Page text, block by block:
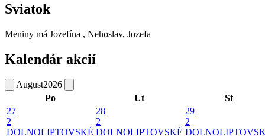
Sviatok
Meniny má Jozefína , Nehoslav, Jozefa
Kalendár akcií
August2026
Po
Ut
St
27
2
DOLNOLIPTOVSKÉ
28
2
DOLNOLIPTOVSKÉ
29
2